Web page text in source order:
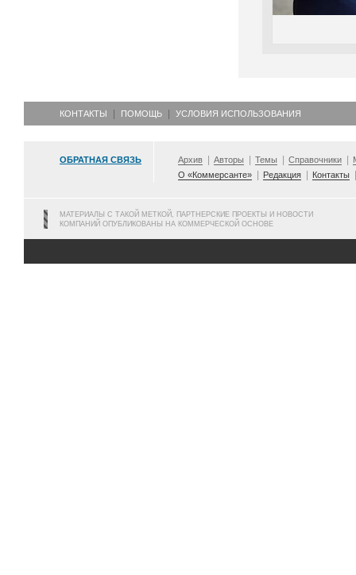
КОНТАКТЫ ПОМОЩЬ УСЛОВИЯ ИСПОЛЬЗОВАНИЯ
ОБРАТНАЯ СВЯЗЬ Архив Авторы Темы Справочники
О «Коммерсанте»
Редакция Контакты
МАТЕРИАЛЫ С ТАКОЙ МЕТКОЙ, ПАРТНЕРСКИЕ ПРОЕКТЫ И НОВОСТИ
КОМПАНИЙ ОПУБЛИКОВАНЫ НА КОММЕРЧЕСКОЙ ОСНОВЕ